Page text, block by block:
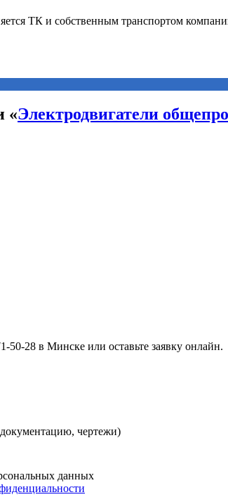
«Электродвигатели
50-28 в Минске или оставьте заявку онлайн.
чертежи)
данных